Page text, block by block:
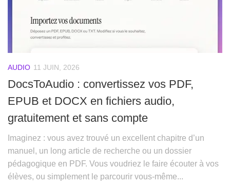
AUDIO 11 JUIN, 2026
DocsToAudio : convertissez vos PDF,
EPUB et DOCX en fichiers audio,
gratuitement et sans compte
Imaginez : vous avez trouvé un excellent chapitre d’un
manuel, un long article de recherche ou un dossier
pédagogique en PDF. Vous voudriez le faire écouter à vos
élèves, ou simplement le parcourir vous-même...